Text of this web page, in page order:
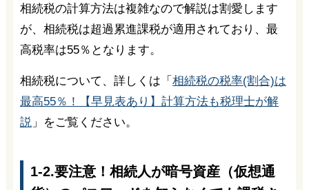
相続税の計算方法は複雑なので解説は割愛します
が、相続税は超過累進課税が適用されており、最
高税率は55％となります。
相続税について、詳しくは「 相続税の税率(割合)は
最高55％！【早見表あり】計算方法も税理士が解
説 」をご覧ください。
1-2.要注意！相続人が暗号資産（仮想通